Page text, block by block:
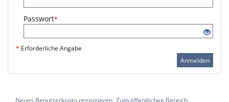
Passwort*
* Erforderliche Angabe
Anmelden